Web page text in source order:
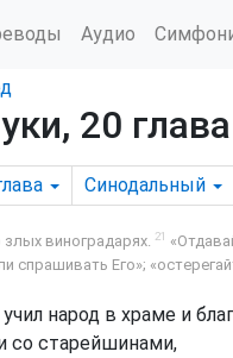
Аудио
20 глава
Синодальный
злых виноградарях. 21
спрашивать Его»;
народ в храме и
со старейшинами,